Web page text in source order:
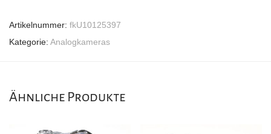
Artikelnummer: fkU10125397
Kategorie: Analogkameras
Ähnliche Produkte